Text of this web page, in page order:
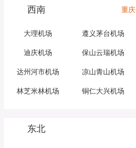
西南 重庆
大理机场 遵义茅台机场
迪庆机场 保山云瑞机场
达州河市机场 凉山青山机场
林芝米林机场 铜仁大兴机场
东北